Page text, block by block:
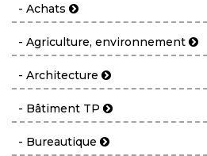
- Achats
- Agriculture, environnement
- Architecture
- Bâtiment TP
- Bureautique